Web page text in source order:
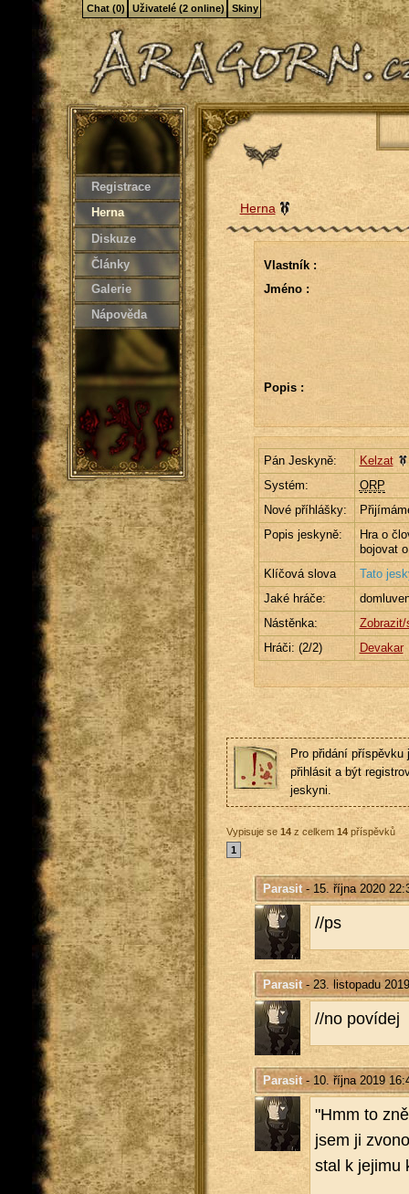
Registrace
Herna
Diskuze
Články
Galerie
Nápověda
Herna
Vlastník :
Jméno :
Popis :
Pán Jeskyně:
Kelzat
Systém:
ORP
Nové příhlášky:
Popis jeskyně:
Hra o
bojovat
Klíčová slova
Tato
Jaké hráče:
Nástěnka:
Hráči: (2/2) Devakar
Pro přidání příspěvku
přihlásit a být
jeskyni.
Vypisuje se 14z celkem 14příspěvků
1
Parasit- 15. října 2020
//ps
Parasit- 23. listopadu
//no po­ví­dej
Parasit- 10. října 2019
"Hmm to
jsem ji
stal k je­ji­mu
Chat (0) Uživatelé (2 online) Skiny